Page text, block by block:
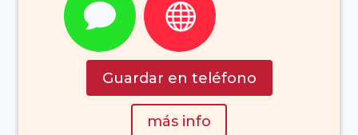
Patinetas, Motos
(Arrecife
Lanzarote Islas
Canarias España)
 
Guardar en teléfono
más info